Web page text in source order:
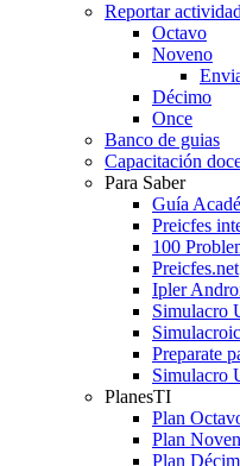
Reportar
Octavo
Noveno
Décimo
Once
Banco de guias
Capacitación
Para Saber
Guía
Preicfes
100
Preicfes.net
Ipler
Simulacro
Preparate
Simulacro
PlanesTI
Plan
Plan
Plan